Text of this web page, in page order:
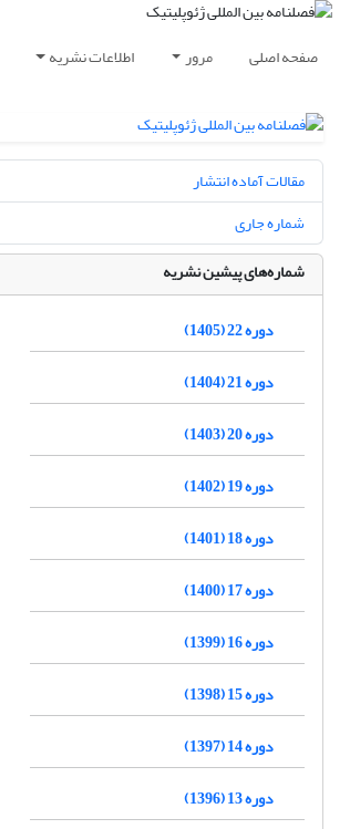
صفحه اصلی مرور اطلاعات نشریه
مقالات آماده انتشار
شماره جاری
شماره‌های پیشین نشریه
دوره 22 (1405)
دوره 21 (1404)
دوره 20 (1403)
دوره 19 (1402)
دوره 18 (1401)
دوره 17 (1400)
دوره 16 (1399)
دوره 15 (1398)
دوره 14 (1397)
دوره 13 (1396)